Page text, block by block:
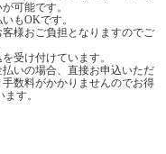
可能です。
もOKです。
様おご負担となりますのでご
受け付けています。
いの場合、直接お申込いただ
数料がかかりませんのでお得
す。